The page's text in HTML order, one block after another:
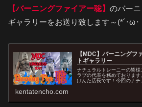
【バーニングファイアー聡】 のバー
ギャラリーをお送り致します～(*´･ω･
【MDC】バーニングフ
トギャラリー
ナチュラルトレーニーの皆
ラブの代表を務めておりま
けんた店長です！今回のナチ
kentatencho.com